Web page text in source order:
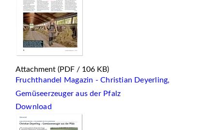
Attachment (PDF / 106 KB)
Fruchthandel Magazin - Christian Deyerling,
Gemüseerzeuger aus der Pfalz
Download